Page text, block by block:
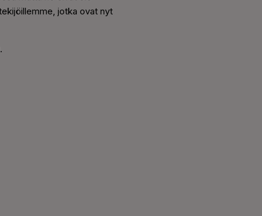
jotka ovat nyt